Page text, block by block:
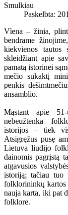
Smulkiau
Paskelbta:
Vìena – žinia,
bendrame
kiekvienos
skleidžiant apie
pamatą istorinei
mečio sukaktį
penkis
ansamblio.
Mąstant apie
nebeužtenka
istorijos – tiek
Atsigręžus pusę
Lietuva liudijo
dainomis pagrįstą
atgavusios
istoriją; tačiau tuo
folklorininkų kartos
nauja karta, iki pat
folklore.